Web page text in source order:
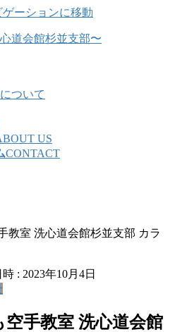
ゲーションに移動
ついて
US
CONTACT
教室 洗心道会館杉並支部 カラ
: 2023年10月4日
手教室 洗心道会館